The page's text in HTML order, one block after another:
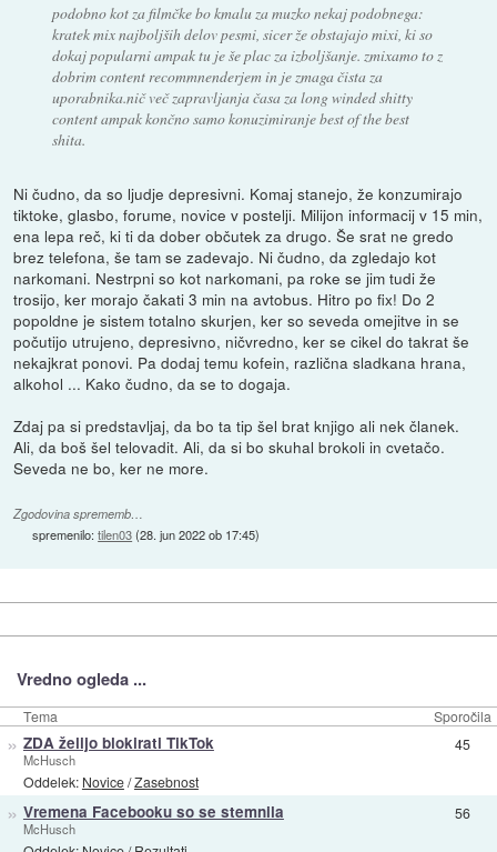
podobno kot za filmčke bo kmalu za muzko nekaj podobnega:
kratek mix najboljših delov pesmi, sicer že obstajajo mixi, ki so
dokaj popularni ampak tu je še plac za izboljšanje. zmixamo to z
dobrim content recommnenderjem in je zmaga čista za
uporabnika.nič več zapravljanja časa za long winded shitty
content ampak končno samo konuzimiranje best of the best
shita.
Ni čudno, da so ljudje depresivni. Komaj stanejo, že konzumirajo
tiktoke, glasbo, forume, novice v postelji. Milijon informacij v 15 min,
ena lepa reč, ki ti da dober občutek za drugo. Še srat ne gredo
brez telefona, še tam se zadevajo. Ni čudno, da zgledajo kot
narkomani. Nestrpni so kot narkomani, pa roke se jim tudi že
trosijo, ker morajo čakati 3 min na avtobus. Hitro po fix! Do 2
popoldne je sistem totalno skurjen, ker so seveda omejitve in se
počutijo utrujeno, depresivno, ničvredno, ker se cikel do takrat še
nekajkrat ponovi. Pa dodaj temu kofein, različna sladkana hrana,
alkohol ... Kako čudno, da se to dogaja.
Zdaj pa si predstavljaj, da bo ta tip šel brat knjigo ali nek članek.
Ali, da boš šel telovadit. Ali, da si bo skuhal brokoli in cvetačo.
Seveda ne bo, ker ne more.
Zgodovina sprememb…
spremenilo:tilen03(28. jun 2022 ob 17:45)
Vredno ogleda ...
Tema Sporočila
» ZDA želijo blokirati TikTok
McHusch
Oddelek: Novice/Zasebnost
45
» Vremena Facebooku so se stemnila
McHusch
56